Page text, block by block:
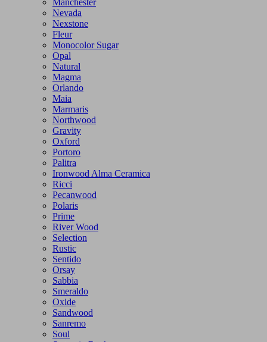
Nevada
Nexstone
Fleur
Monocolor Sugar
Opal
Natural
Magma
Orlando
Maia
Marmaris
Northwood
Gravity
Oxford
Portoro
Palitra
Ironwood Alma Ceramica
Ricci
Pecanwood
Polaris
Prime
River Wood
Selection
Rustic
Sentido
Orsay
Sabbia
Smeraldo
Oxide
Sandwood
Sanremo
Soul